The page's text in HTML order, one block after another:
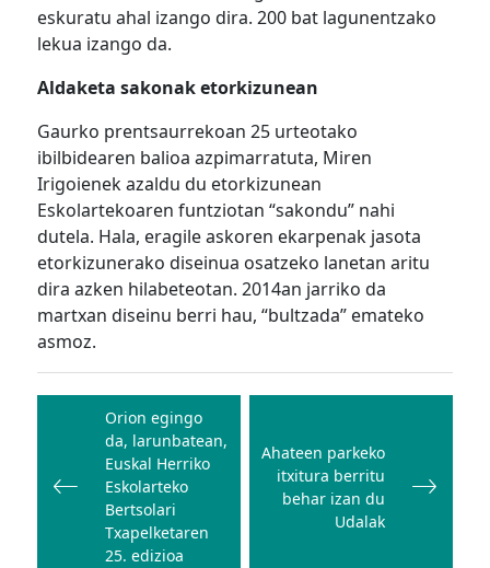
eskuratu ahal izango dira. 200 bat lagunentzako
lekua izango da.
Aldaketa sakonak etorkizunean
Gaurko prentsaurrekoan 25 urteotako
ibilbidearen balioa azpimarratuta, Miren
Irigoienek azaldu du etorkizunean
Eskolartekoaren funtziotan “sakondu” nahi
dutela. Hala, eragile askoren ekarpenak jasota
etorkizunerako diseinua osatzeko lanetan aritu
dira azken hilabeteotan. 2014an jarriko da
martxan diseinu berri hau, “bultzada” emateko
asmoz.
Bidalketetan
zehar
nabigatu
Orion egingo
da, larunbatean,
Euskal Herriko
Eskolarteko
Bertsolari
Txapelketaren
25. edizioa
Ahateen parkeko
itxitura berritu
behar izan du
Udalak